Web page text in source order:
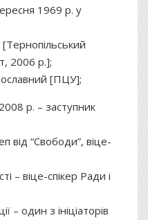
1969 р. у
2006 р.];
[ПЦУ];
р. – заступник
від “Свободи”, віце-
– віце-спікер Ради і
– один з ініціаторів